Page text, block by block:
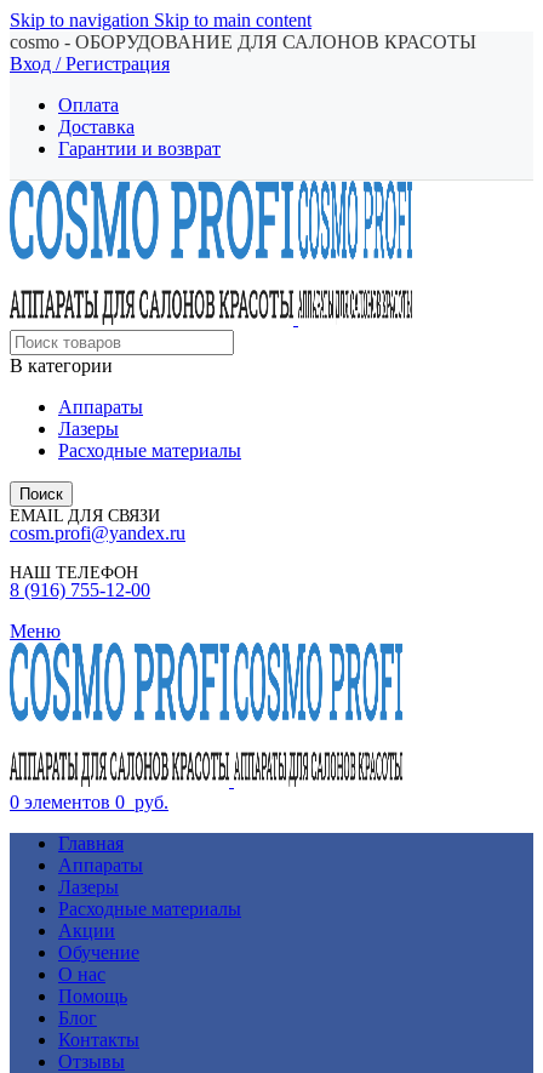
Skip to navigation Skip to main content
cosmo - ОБОРУДОВАНИЕ ДЛЯ САЛОНОВ КРАСОТЫ
Вход / Регистрация
Оплата
Доставка
Гарантии и возврат
В категории
Аппараты
Лазеры
Расходные материалы
Поиск
EMAIL ДЛЯ СВЯЗИ
cosm.profi@yandex.ru
НАШ ТЕЛЕФОН
8 (916) 755-12-00
Меню
0 элементов 0 руб.
Главная
Аппараты
Лазеры
Расходные материалы
Акции
Обучение
О нас
Помощь
Блог
Контакты
Отзывы